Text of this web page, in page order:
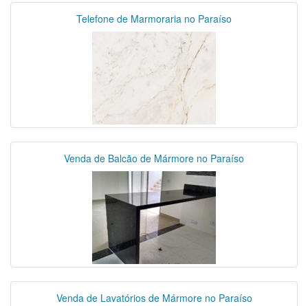
Telefone de Marmoraria no Paraíso
Venda de Balcão de Mármore no Paraíso
Venda de Lavatórios de Mármore no Paraíso